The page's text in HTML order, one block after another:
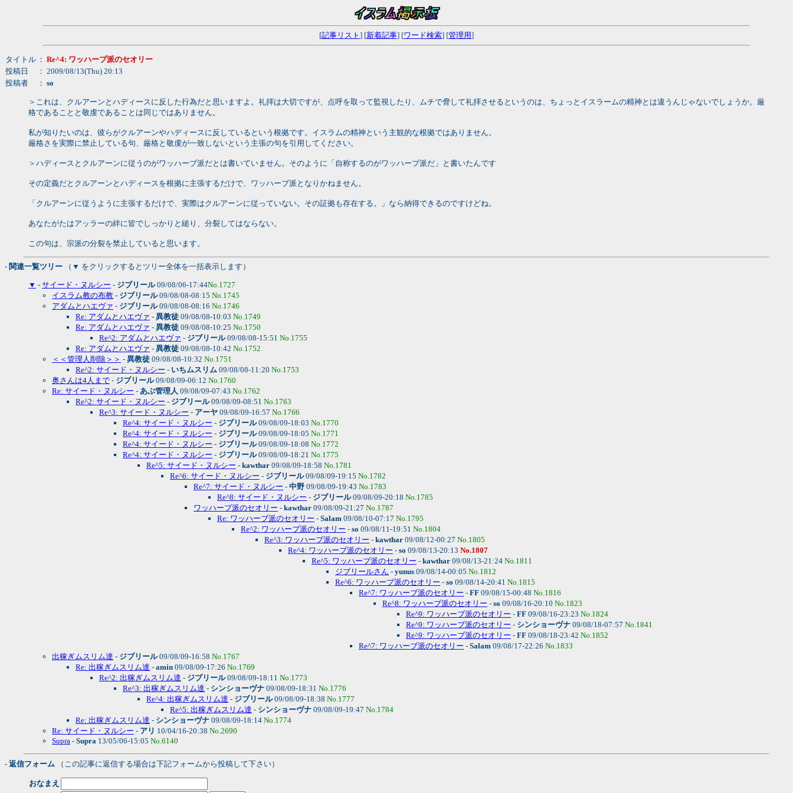
[記事リスト ] [新着記事] [ワード検索] [管理用]
タイトル ： Re^4: ワッハーブ派のセオリー
投稿日
： 2009/08/13(Thu) 20:13
投稿者
： so
＞これは、クルアーンとハディースに反した行為だと思いますよ。礼拝は大切ですが、点呼を取って監視したり、ムチで脅して礼拝させるというのは、ちょっとイスラームの精神とは違うんじゃないでしょうか。厳
格であることと敬虔であることは同じではありません。
私が知りたいのは、彼らがクルアーンやハディースに反しているという根拠です。イスラムの精神という主観的な根拠ではありません。
厳格さを実際に禁止している句、厳格と敬虔が一致しないという主張の句を引用してください。
＞ハディースとクルアーンに従うのがワッハーブ派だとは書いていません。そのように「自称するのがワッハーブ派だ」と書いたんです
その定義だとクルアーンとハディースを根拠に主張するだけで、ワッハーブ派となりかねません。
「クルアーンに従うように主張するだけで、実際はクルアーンに従っていない。その証拠も存在する。」なら納得できるのですけどね。
あなたがたはアッラーの絆に皆でしっかりと縋り、分裂してはならない。
この句は、宗派の分裂を禁止していると思います。
- 関連一覧ツリー （▼ をクリックするとツリー全体を一括表示します）
▼ - サイード・ヌルシー - ジブリール09/08/06-17:44No.1727
イスラム教の布教 - ジブリール09/08/08-08:15 No.1745
アダムとハエヴァ - ジブリール09/08/08-08:16 No.1746
Re: アダムとハエヴァ - 異教徒 09/08/08-10:03 No.1749
Re: アダムとハエヴァ - 異教徒 09/08/08-10:25 No.1750
Re^2: アダムとハエヴァ - ジブリール09/08/08-15:51 No.1755
Re: アダムとハエヴァ - 異教徒 09/08/08-10:42 No.1752
＜＜管理人削除＞＞ - 異教徒 09/08/08-10:32 No.1751
Re^2: サイード・ヌルシー - いちムスリム 09/08/08-11:20 No.1753
奥さんは4人まで - ジブリール09/08/09-06:12 No.1760
Re: サイード・ヌルシー - あぶ管理人 09/08/09-07:43 No.1762
Re^2: サイード・ヌルシー - ジブリール09/08/09-08:51 No.1763
Re^3: サイード・ヌルシー - アーヤ 09/08/09-16:57 No.1766
Re^4: サイード・ヌルシー - ジブリール09/08/09-18:03 No.1770
Re^4: サイード・ヌルシー - ジブリール09/08/09-18:05 No.1771
Re^4: サイード・ヌルシー - ジブリール09/08/09-18:08 No.1772
Re^4: サイード・ヌルシー - ジブリール09/08/09-18:21 No.1775
Re^5: サイード・ヌルシー - kawthar 09/08/09-18:58 No.1781
Re^6: サイード・ヌルシー - ジブリール09/08/09-19:15 No.1782
Re^7: サイード・ヌルシー - 中野 09/08/09-19:43 No.1783
Re^8: サイード・ヌルシー - ジブリール09/08/09-20:18 No.1785
ワッハーブ派のセオリー - kawthar 09/08/09-21:27 No.1787
Re: ワッハーブ派のセオリー - Salam 09/08/10-07:17 No.1795
Re^2: ワッハーブ派のセオリー - so 09/08/11-19:51 No.1804
Re^3: ワッハーブ派のセオリー - kawthar 09/08/12-00:27 No.1805
Re^4: ワッハーブ派のセオリー - so 09/08/13-20:13 No.1807
Re^5: ワッハーブ派のセオリー - kawthar 09/08/13-21:24 No.1811
ジブリールさん - yunus 09/08/14-00:05 No.1812
Re^6: ワッハーブ派のセオリー - so 09/08/14-20:41 No.1815
Re^7: ワッハーブ派のセオリー - FF 09/08/15-00:48 No.1816
Re^8: ワッハーブ派のセオリー - so 09/08/16-20:10 No.1823
Re^9: ワッハーブ派のセオリー - FF 09/08/16-23:23 No.1824
Re^9: ワッハーブ派のセオリー - シンショーヴナ 09/08/18-07:57 No.1841
Re^9: ワッハーブ派のセオリー - FF 09/08/18-23:42 No.1852
Re^7: ワッハーブ派のセオリー - Salam 09/08/17-22:26 No.1833
出稼ぎムスリム達 - ジブリール09/08/09-16:58 No.1767
Re: 出稼ぎムスリム達 - amin 09/08/09-17:26 No.1769
Re^2: 出稼ぎムスリム達 - ジブリール09/08/09-18:11 No.1773
Re^3: 出稼ぎムスリム達 - シンショーヴナ 09/08/09-18:31 No.1776
Re^4: 出稼ぎムスリム達 - ジブリール09/08/09-18:38 No.1777
Re^5: 出稼ぎムスリム達 - シンショーヴナ 09/08/09-19:47 No.1784
Re: 出稼ぎムスリム達 - シンショーヴナ 09/08/09-18:14 No.1774
Re: サイード・ヌルシー - アリ 10/04/16-20:38 No.2690
Supra - Supra 13/05/06-15:05 No.6140
- 返信フォーム （この記事に返信する場合は下記フォームから投稿して下さい）
おなまえ